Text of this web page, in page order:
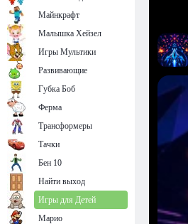
Майнкрафт
Малышка Хейзел
Игры Мультики
Развивающие
Губка Боб
Ферма
Трансформеры
Тачки
Бен 10
Найти выход
Игры для Детей
Марио